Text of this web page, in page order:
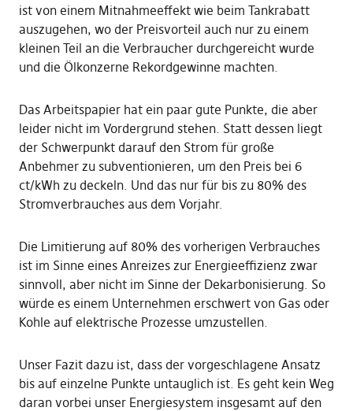
ist von einem Mitnahmeeffekt wie beim Tankrabatt
auszugehen, wo der Preisvorteil auch nur zu einem
kleinen Teil an die Verbraucher durchgereicht wurde
und die Ölkonzerne Rekordgewinne machten.
Das Arbeitspapier hat ein paar gute Punkte, die aber
leider nicht im Vordergrund stehen. Statt dessen liegt
der Schwerpunkt darauf den Strom für große
Anbehmer zu subventionieren, um den Preis bei 6
ct/kWh zu deckeln. Und das nur für bis zu 80% des
Stromverbrauches aus dem Vorjahr.
Die Limitierung auf 80% des vorherigen Verbrauches
ist im Sinne eines Anreizes zur Energieeffizienz zwar
sinnvoll, aber nicht im Sinne der Dekarbonisierung. So
würde es einem Unternehmen erschwert von Gas oder
Kohle auf elektrische Prozesse umzustellen.
Unser Fazit dazu ist, dass der vorgeschlagene Ansatz
bis auf einzelne Punkte untauglich ist. Es geht kein Weg
daran vorbei unser Energiesystem insgesamt auf den